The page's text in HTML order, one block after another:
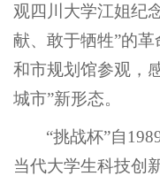
观四川大学江姐纪
献、敢于牺牲”的
和市规划馆参观，
城市”新形态。
“挑战杯”自
当代大学生科技创